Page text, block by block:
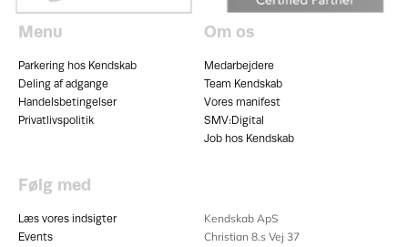
Menu
Parkering hos Kendskab
Deling af adgange
Handelsbetingelser
Privatlivspolitik
Om os
Medarbejdere
Team Kendskab
Vores manifest
SMV:Digital
Job hos Kendskab
Følg med
Læs vores indsigter
Events
Kendskab ApS
Christian 8.s Vej 37